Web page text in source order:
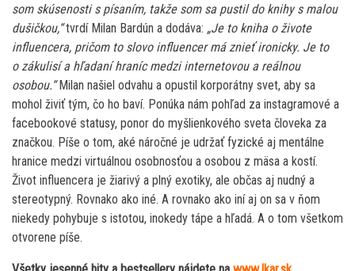
som skúsenosti s písaním, takže som sa pustil do knihy s malou
dušičkou,“tvrdí Milan Bardún a dodáva: „Je to kniha o živote
influencera, pričom to slovo influencer má znieť ironicky. Je to
o zákulisí a hľadaní hraníc medzi internetovou a reálnou
osobou.“Milan našiel odvahu a opustil korporátny svet, aby sa
mohol živiť tým, čo ho baví. Ponúka nám pohľad za instagramové a
facebookové statusy, ponor do myšlienkového sveta človeka za
značkou. Píše o tom, aké náročné je udržať fyzické aj mentálne
hranice medzi virtuálnou osobnosťou a osobou z mäsa a kostí.
Život influencera je žiarivý a plný exotiky, ale občas aj nudný a
stereotypný. Rovnako ako iné. A rovnako ako iní aj on sa v ňom
niekedy pohybuje s istotou, inokedy tápe a hľadá. A o tom všetkom
otvorene píše.